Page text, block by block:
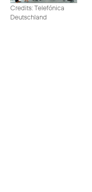
Credits: Telefónica
Deutschland